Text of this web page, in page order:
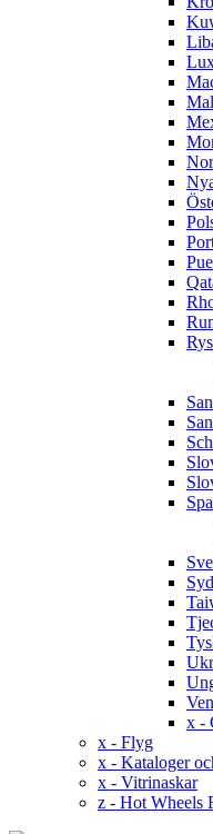
x -
x - Flyg
x - Kataloger
x - Vitrinaskar
z - Hot Wheels